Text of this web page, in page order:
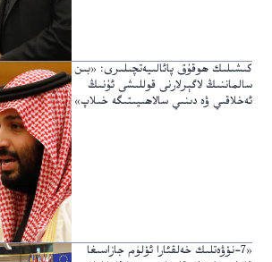
كىشىلىك ھوقۇق پائالىيەتچىلىرى: «بىن
سالماننىڭ لاگېرلارنى قوللىشى ئۇنىڭ
ئەخلاقىي ۋە دىنىي سالاھىيىتىگە خىلاپ»
«7-نۆۋەتلىك خەلقئارا ئۆلۈم جازاسىغا